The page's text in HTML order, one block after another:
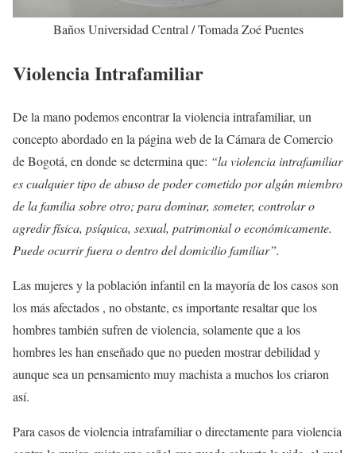
Baños Universidad Central / Tomada Zoé Puentes
Violencia Intrafamiliar
De la mano podemos encontrar la violencia intrafamiliar, un
concepto abordado en la página web de la Cámara de Comercio
de Bogotá, en donde se determina que: “la violencia intrafamiliar
es cualquier tipo de abuso de poder cometido por algún miembro
de la familia sobre otro; para dominar, someter, controlar o
agredir física, psíquica, sexual, patrimonial o económicamente.
Puede ocurrir fuera o dentro del domicilio familiar”.
Las mujeres y la población infantil en la mayoría de los casos son
los más afectados , no obstante, es importante resaltar que los
hombres también sufren de violencia, solamente que a los
hombres les han enseñado que no pueden mostrar debilidad y
aunque sea un pensamiento muy machista a muchos los criaron
así.
Para casos de violencia intrafamiliar o directamente para violencia